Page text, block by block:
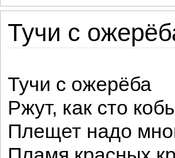
Тучи с
Тучи с ожерёба
Ржут, как сто
Плещет надо